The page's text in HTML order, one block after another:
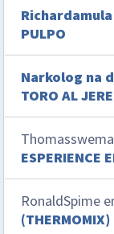
Richardamula
PULPO
Narkolog na
TORO AL
Thomasswema
ESPERIENCE
RonaldSpime
(THERMOMIX)